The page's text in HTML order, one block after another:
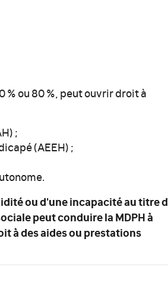
ou 80 %, peut ouvrir droit à
;
(AEEH) ;
ou d'une incapacité au titre
peut conduire la MDPH à
à des aides ou prestations